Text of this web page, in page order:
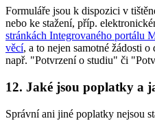
Formuláře jsou k dispozici v
nebo ke stažení, příp.
stránkách Integrovaného portálu
věcí, a to nejen samotné žádosti
např. "Potvrzení o studiu" či
12. Jaké jsou poplatky a
Správní ani jiné poplatky nejsou